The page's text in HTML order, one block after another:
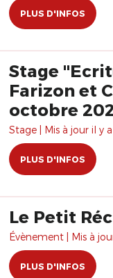
PLUS D'INFOS
Stage
Farizon et
octobre
Stage | Mis à jour il y
PLUS D'INFOS
Le Petit
Évènement | Mis à
PLUS D'INFOS